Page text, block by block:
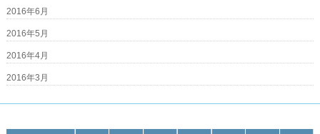
2016年6月
2016年5月
2016年4月
2016年3月